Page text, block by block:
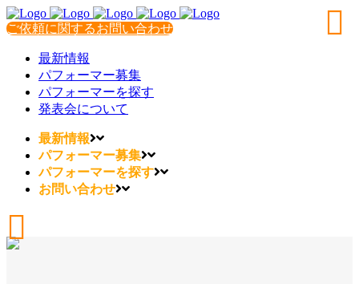
ご依頼に関するお問い合わせ
最新情報
パフォーマー募集
パフォーマーを探す
発表会について
最新情報
パフォーマー募集
パフォーマーを探す
お問い合わせ